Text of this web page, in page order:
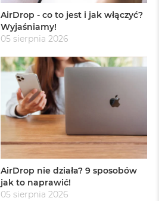
AirDrop - co to jest i jak włączyć?
Wyjaśniamy!
05 sierpnia 2026
AirDrop nie działa? 9 sposobów
jak to naprawić!
05 sierpnia 2026